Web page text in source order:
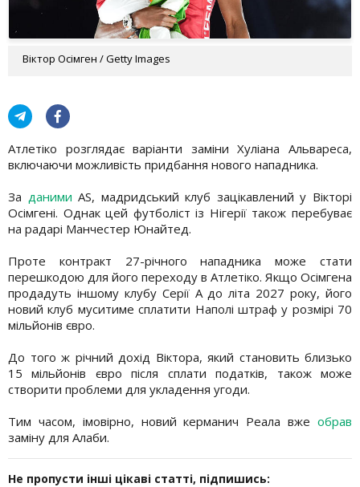
Віктор Осімген / Getty Images
Атлетіко розглядає варіанти заміни Хуліана Альвареса,
включаючи можливість придбання нового нападника.
За даними AS, мадридський клуб зацікавлений у Вікторі
Осімгені. Однак цей футболіст із Нігерії також перебуває
на радарі Манчестер Юнайтед.
Проте контракт 27-річного нападника може стати
перешкодою для його переходу в Атлетіко. Якщо Осімгена
продадуть іншому клубу Серії А до літа 2027 року, його
новий клуб муситиме сплатити Наполі штраф у розмірі 70
мільйонів євро.
До того ж річний дохід Віктора, який становить близько
15 мільйонів євро після сплати податків, також може
створити проблеми для укладення угоди.
Тим часом, імовірно, новий керманич Реала вже обрав
заміну для Алаби.
Не пропусти інші цікаві статті, підпишись: